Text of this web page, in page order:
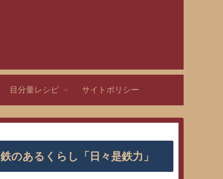
目分量レシピ サイトポリシー
鉄のあるくらし「日々是鉄力」